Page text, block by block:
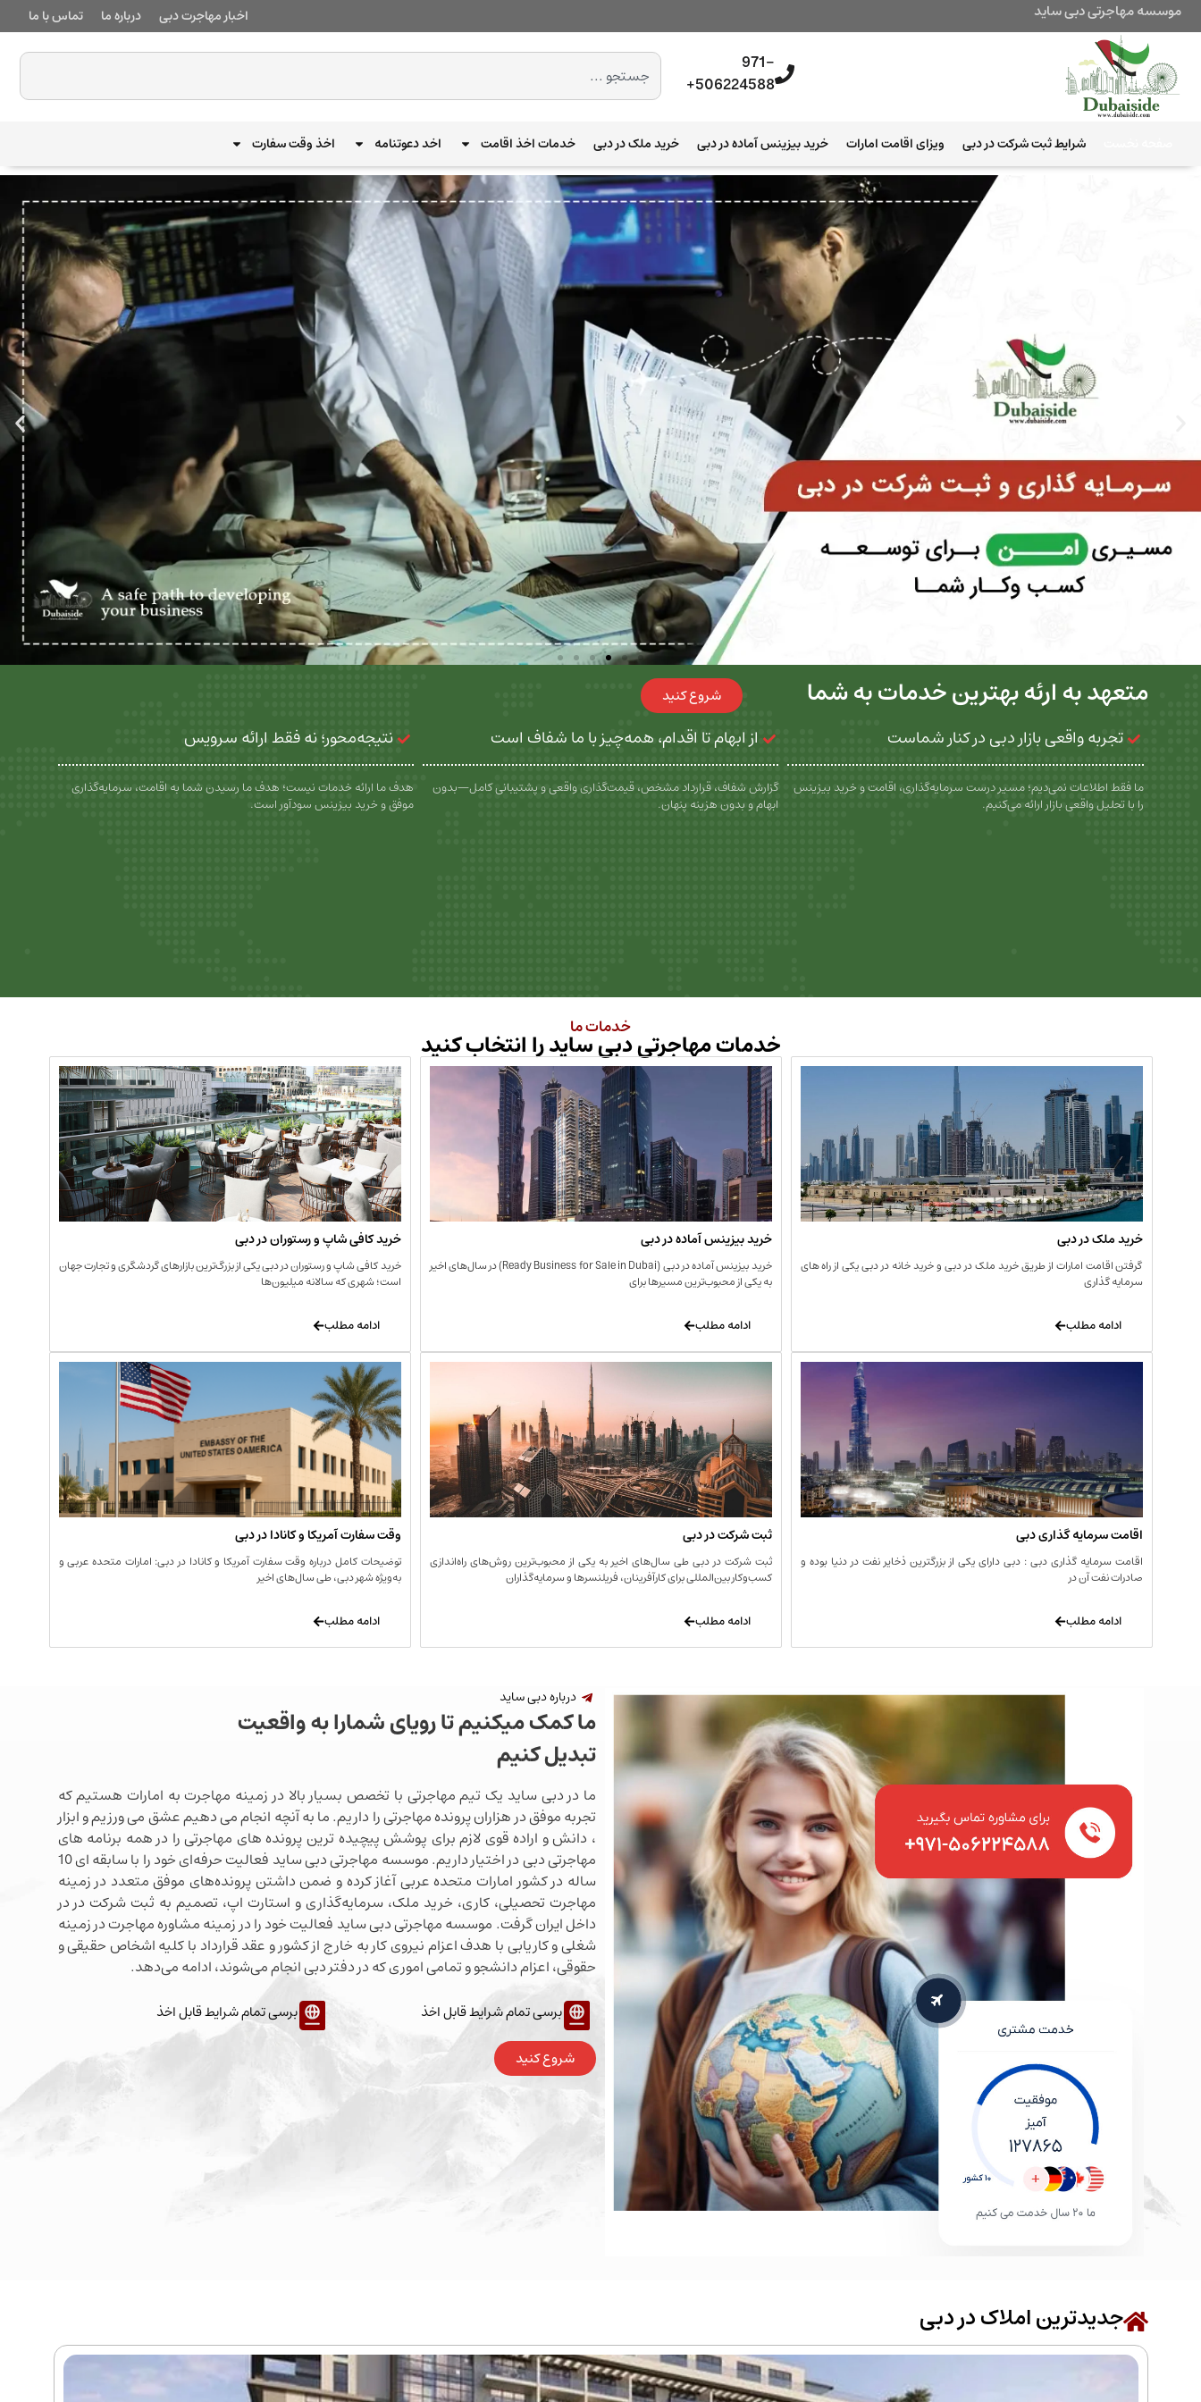
موسسه مهاجرتی دبی ساید اخبار مهاجرت دبی درباره ما تماس با ما
971-
506224588+
شرایط ثبت شرکت در دبی ویزای اقامت امارات خرید بیزینس آماده در دبی خرید ملک در دبی خدمات اخذ اقامت اخد دعوتنامه اخذ وقت سفارت
متعهد به ارئه بهترین خدمات به شما شروع کنید
تجربه واقعی بازار دبی در کنار شماست
ما فقط اطلاعات نمی‌دیم؛ مسیر درست سرمایه‌گذاری، اقامت و خرید بیزینس
را با تحلیل واقعی بازار ارائه می‌کنیم.
از ابهام تا اقدام، همه‌چیز با ما شفاف است
گزارش شفاف، قرارداد مشخص، قیمت‌گذاری واقعی و پشتیبانی کامل—بدون
ابهام و بدون هزینه پنهان.
نتیجه‌محور؛ نه فقط ارائه سرویس
هدف ما ارائه خدمات نیست؛ هدف ما رسیدن شما به اقامت، سرمایه‌گذاری
موفق و خرید بیزینس سودآور است.
خدمات ما
خدمات مهاجرتی دبی ساید را انتخاب کنید
خرید ملک در دبی
گرفتن اقامت امارات از طریق خرید ملک در دبی و خرید خانه در دبی یکی از راه های
سرمایه گذاری
ادامه مطلب
خرید بیزینس آماده در دبی
خرید بیزینس آماده در دبی (Ready Business for Sale in Dubai) در سال‌های اخیر
به یکی از محبوب‌ترین مسیرها برای
ادامه مطلب
خرید کافی‌ شاپ و رستوران در دبی
خرید کافی‌ شاپ و رستوران در دبی یکی از بزرگ‌ترین بازارهای گردشگری و تجارت جهان
است؛ شهری که سالانه میلیون‌ها
ادامه مطلب
اقامت سرمایه گذاری دبی
اقامت سرمایه گذاری دبی : دبی دارای یکی از بزرگترین ذخایر نفت در دنیا بوده و
صادرات نفت آن در
ادامه مطلب
ثبت شرکت در دبی
ثبت شرکت در دبی طی سال‌های اخیر به یکی از محبوب‌ترین روش‌های راه‌اندازی
کسب‌وکار بین‌المللی برای کارآفرینان، فریلنسرها و سرمایه‌گذاران
ادامه مطلب
وقت سفارت آمریکا و کانادا در دبی
توضیحات کامل درباره وقت سفارت آمریکا و کانادا در دبی: امارات متحده عربی و
به‌ویژه شهر دبی، طی سال‌های اخیر
ادامه مطلب
درباره دبی ساید
ما کمک میکنیم تا رویای شمارا به واقعیت
تبدیل کنیم
ما در دبی ساید یک تیم مهاجرتی با تخصص بسیار بالا در زمینه مهاجرت به امارات هستیم که
تجربه موفق در هزاران پرونده مهاجرتی را داریم. ما به آنچه انجام می دهیم عشق می ورزیم و ابزار
، دانش و اراده قوی لازم برای پوشش پیچیده ترین پرونده های مهاجرتی را در همه برنامه های
مهاجرتی دبی در اختیار داریم. موسسه مهاجرتی دبی ساید فعالیت حرفه‌ای خود را با سابقه ای 10
ساله در کشور امارات متحده عربی آغاز کرده و ضمن داشتن پرونده‌های موفق متعدد در زمینه
مهاجرت تحصیلی، کاری، خرید ملک، سرمایه‌گذاری و استارت اپ، تصمیم به ثبت شرکت در در
داخل ایران گرفت. موسسه مهاجرتی دبی ساید فعالیت خود را در زمینه مشاوره مهاجرت در زمینه
شغلی و کاریابی با هدف اعزام نیروی کار به خارج از کشور و عقد قرارداد با کلیه اشخاص حقیقی و
حقوقی، اعزام دانشجو و تمامی اموری که در دفتر دبی انجام می‌شوند، ادامه می‌دهد.
برسی تمام شرایط قابل اخذ
برسی تمام شرایط قابل اخذ
شروع کنید
جدیدترین املاک در دبی